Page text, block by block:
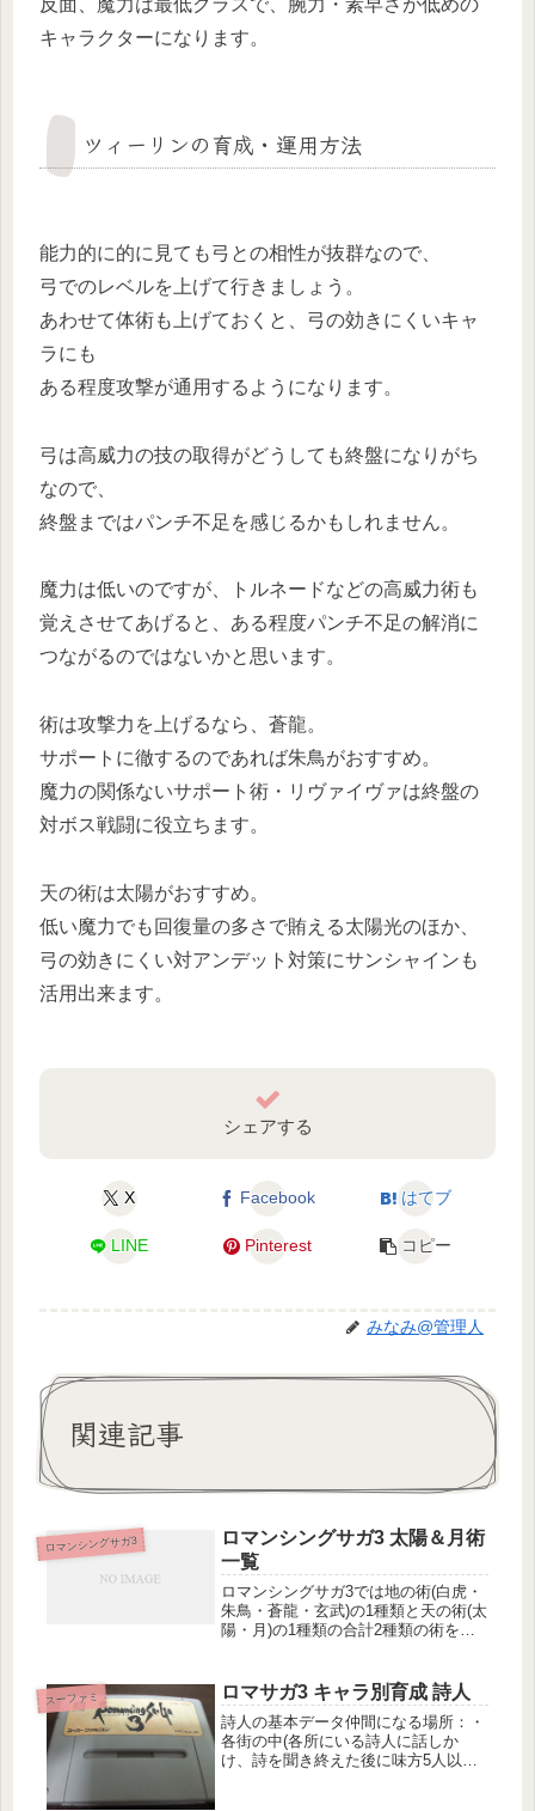
キャラクターになります。
ツィーリンの育成・運用方法
能力的に的に見ても弓との相性が抜群なので、
弓でのレベルを上げて行きましょう。
あわせて体術も上げておくと、弓の効きにくいキャ
ラにも
ある程度攻撃が通用するようになります。
弓は高威力の技の取得がどうしても終盤になりがち
なので、
終盤まではパンチ不足を感じるかもしれません。
魔力は低いのですが、トルネードなどの高威力術も
覚えさせてあげると、ある程度パンチ不足の解消に
つながるのではないかと思います。
術は攻撃力を上げるなら、蒼龍。
サポートに徹するのであれば朱鳥がおすすめ。
魔力の関係ないサポート術・リヴァイヴァは終盤の
対ボス戦闘に役立ちます。
天の術は太陽がおすすめ。
低い魔力でも回復量の多さで賄える太陽光のほか、
弓の効きにくい対アンデット対策にサンシャインも
活用出来ます。
シェアする
X Facebook はてブ
LINE Pinterest コピー
みなみ@管理人
関連記事
ロマンシングサガ3
ロマンシングサガ3 太陽＆月術
一覧
ロマンシングサガ3では地の術(白虎・
朱鳥・蒼龍・玄武)の1種類と天の術(太
陽・月)の1種類の合計2種類の術を取
全体攻撃が多く、上位術では回復・防
御も取得できる。バランスの取...
スーファミ ロマサガ3 キャラ別育成 詩人
詩人の基本データ仲間になる場所：・
各街の中(各所にいる詩人に話しか
け、詩を聞き終えた後に味方5人以下